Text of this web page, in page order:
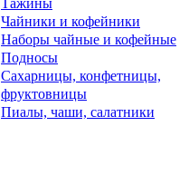
Тажины
Чайники и кофейники
Наборы чайные и кофейные
Подносы
Сахарницы, конфетницы,
фруктовницы
Пиалы, чаши, салатники